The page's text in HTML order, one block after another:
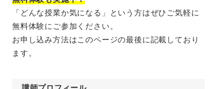
「どんな授業か気になる」という方はぜひご気軽に
無料体験にご参加ください。
お申し込み方法はこのページの最後に記載しており
ます。